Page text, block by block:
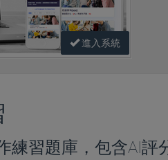
進入系統
練習題庫，包含AI評